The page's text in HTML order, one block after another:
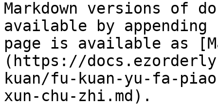
Markdown versions of
available by
page is available as
(https://
kuan/fu-kuan-yu-fa-
xun-chu-zhi.md).